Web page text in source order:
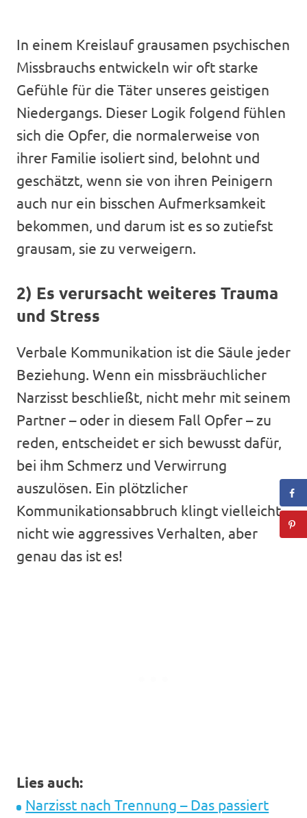
In einem Kreislauf grausamen psychischen
Missbrauchs entwickeln wir oft starke
Gefühle für die Täter unseres geistigen
Niedergangs. Dieser Logik folgend fühlen
sich die Opfer, die normalerweise von
ihrer Familie isoliert sind, belohnt und
geschätzt, wenn sie von ihren Peinigern
auch nur ein bisschen Aufmerksamkeit
bekommen, und darum ist es so zutiefst
grausam, sie zu verweigern.
2) Es verursacht weiteres Trauma
und Stress
Verbale Kommunikation ist die Säule jeder
Beziehung. Wenn ein missbräuchlicher
Narzisst beschließt, nicht mehr mit seinem
Partner – oder in diesem Fall Opfer – zu
reden, entscheidet er sich bewusst dafür,
bei ihm Schmerz und Verwirrung
auszulösen. Ein plötzlicher
Kommunikationsabbruch klingt vielleicht
nicht wie aggressives Verhalten, aber
genau das ist es!
Lies auch:
Narzisst nach Trennung – Das passiert